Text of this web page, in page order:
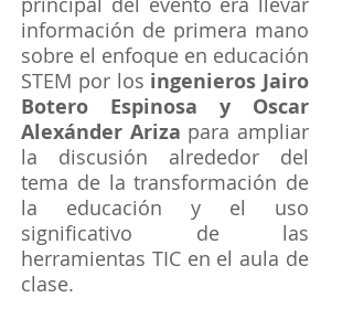
información de primera mano
sobre el enfoque en educación
STEM por los ingenieros Jairo
Botero Espinosa y Oscar
Alexánder Ariza para ampliar
la discusión alrededor del
tema de la transformación de
la educación y el uso
significativo de las
herramientas TIC en el aula de
clase.